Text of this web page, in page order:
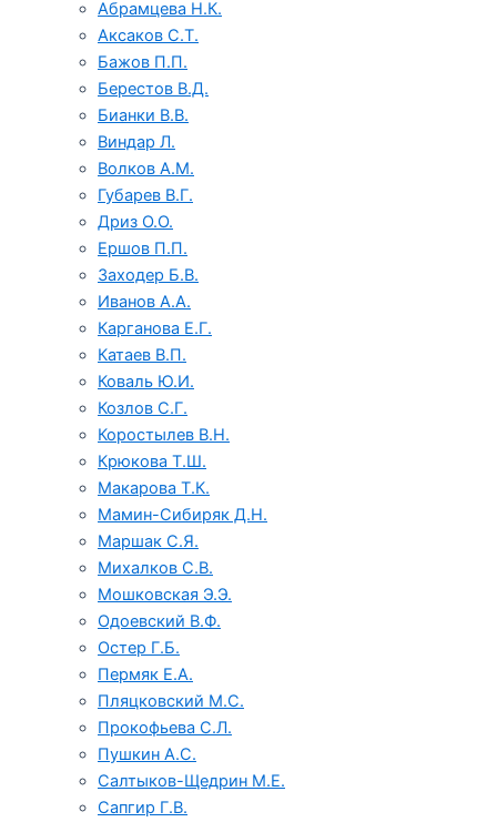
Абрамцева Н.К.
Аксаков С.Т.
Бажов П.П.
Берестов В.Д.
Бианки В.В.
Виндар Л.
Волков А.М.
Губарев В.Г.
Дриз О.О.
Ершов П.П.
Заходер Б.В.
Иванов А.А.
Карганова Е.Г.
Катаев В.П.
Коваль Ю.И.
Козлов С.Г.
Коростылев В.Н.
Крюкова Т.Ш.
Макарова Т.К.
Мамин-Сибиряк Д.Н.
Маршак С.Я.
Михалков С.В.
Мошковская Э.Э.
Одоевский В.Ф.
Остер Г.Б.
Пермяк Е.А.
Пляцковский М.С.
Прокофьева С.Л.
Пушкин А.С.
Салтыков-Щедрин М.Е.
Сапгир Г.В.